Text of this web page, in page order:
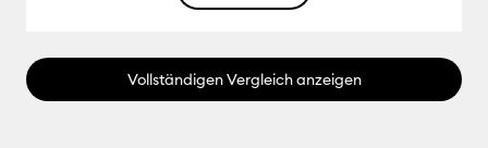
Vollständigen Vergleich anzeigen